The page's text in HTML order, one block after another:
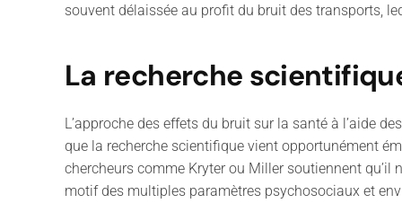
souvent délaissée au profit du bruit des transports,
La recherche
L’approche des effets du bruit sur la santé à l’aide des
que la recherche scientifique vient opportunément
chercheurs comme Kryter ou Miller soutiennent qu’il n
motif des multiples paramètres psychosociaux et